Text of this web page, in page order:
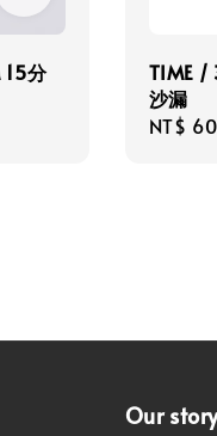
分
TIME /
沙漏
NT$
Our